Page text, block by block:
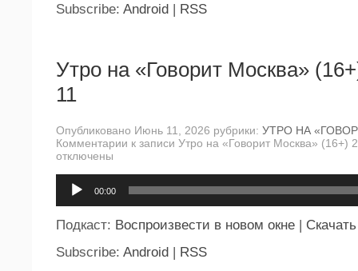
Subscribe: Android | RSS
Утро на «Говорит Москва»
11
Опубликовано Июнь 11, 2026 рубрики: УТРО НА
Комментарии к записи Утро на «Говорит Москва» (16+)
отключены
00:00
Подкаст: Воспроизвести в новом окне | Скачать
Subscribe: Android | RSS